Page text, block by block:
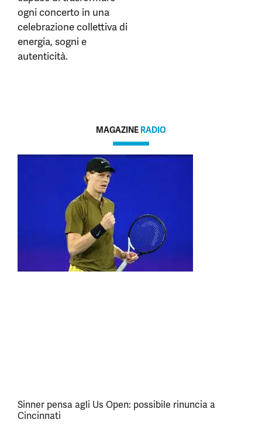
ogni concerto in una
celebrazione collettiva di
energia, sogni e
autenticità.
MAGAZINE RADIO
Sinner pensa agli Us Open: possibile rinuncia a
Cincinnati